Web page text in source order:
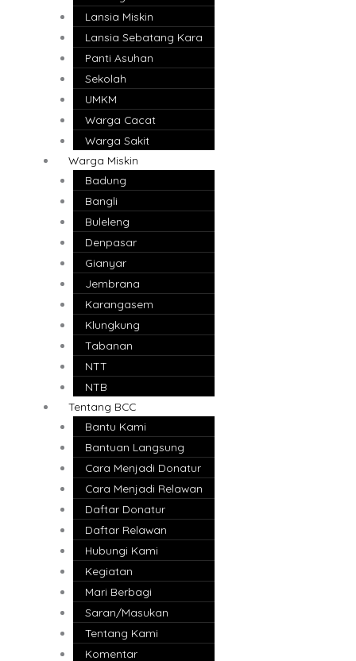
Lansia Miskin
Lansia Sebatang Kara
Panti Asuhan
Sekolah
UMKM
Warga Cacat
Warga Sakit
Warga Miskin
Badung
Bangli
Buleleng
Denpasar
Gianyar
Jembrana
Karangasem
Klungkung
Tabanan
NTT
NTB
Tentang BCC
Bantu Kami
Bantuan Langsung
Cara Menjadi Donatur
Cara Menjadi Relawan
Daftar Donatur
Daftar Relawan
Hubungi Kami
Kegiatan
Mari Berbagi
Saran/Masukan
Tentang Kami
Komentar